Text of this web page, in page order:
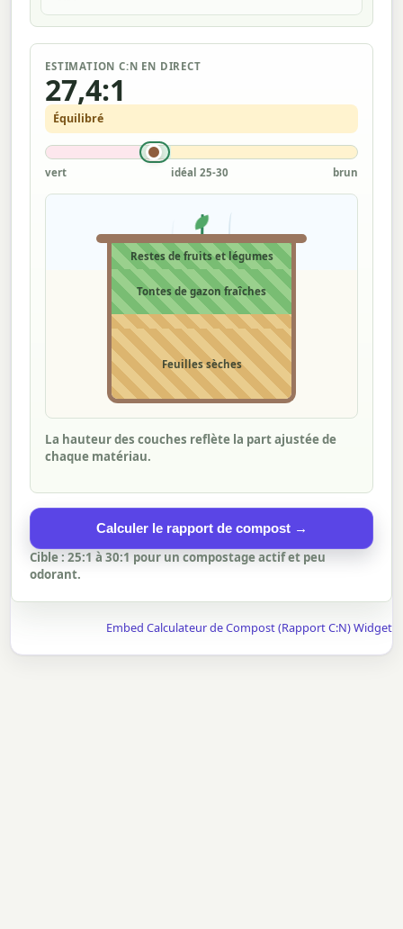
ESTIMATION C:N EN DIRECT
27,4:1
Équilibré
vert idéal 25-30 brun
Feuilles sèches
Tontes de gazon fraîches
Restes de fruits et légumes
La hauteur des couches reflète la part ajustée de
chaque matériau.
Calculer le rapport de compost →
Cible : 25:1 à 30:1 pour un compostage actif et peu
odorant.
Embed Calculateur de Compost (Rapport C:N) Widget